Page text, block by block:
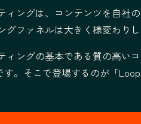
ィングは、コンテンツを自社
グファネルは大きく様変わり
ィングの基本である質の高い
。そこで登場するのが「Loop